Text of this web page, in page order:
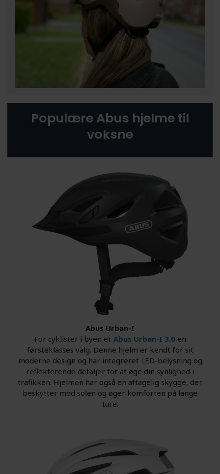
Populære Abus hjelme til
voksne
Abus Urban-I
For cyklister i byen er Abus Urban-I 3.0 en
førsteklasses valg. Denne hjelm er kendt for sit
moderne design og har integreret LED-belysning og
reflekterende detaljer for at øge din synlighed i
trafikken. Hjelmen har også en aftagelig skygge, der
beskytter mod solen og øger komforten på lange
ture.